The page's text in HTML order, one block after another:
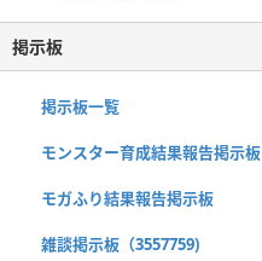
掲示板
掲示板一覧
モンスター育成結果報告掲示板
モガふり結果報告掲示板
雑談掲示板（3557759)